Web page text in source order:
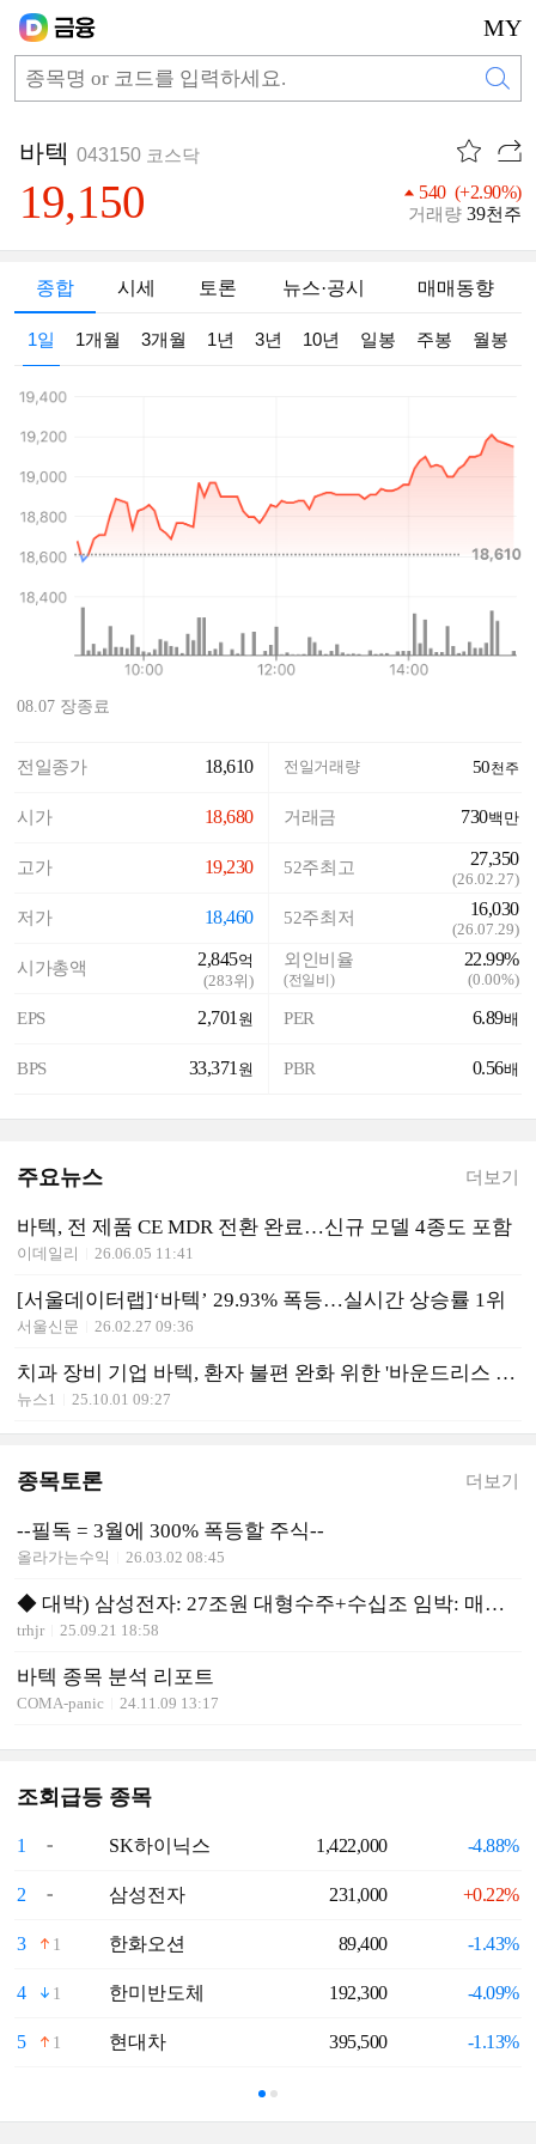
MY
바텍 043150 코스닥
19,150 540 (+2.90%)
거래량 39천주
종합 시세 토론 뉴스·공시 매매동향
1일 1개월 3개월 1년 3년 10년 일봉 주봉 월봉
08.07 장종료
전일종가 18,610
시가 18,680
고가 19,230
저가 18,460
시가총액 2,845억
(283위)
EPS 2,701 원
BPS 33,371 원
전일거래량 50천주
거래금 730백만
52주최고 27,350
(26.02.27)
52주최저 16,030
(26.07.29)
외인비율
(전일비)
22.99%
(0.00%)
PER 6.89배
PBR 0.56배
주요뉴스 더보기
바텍, 전 제품 CE MDR 전환 완료…신규 모델 4종도 포함
이데일리 26.06.05 11:41
[서울데이터랩]‘바텍’ 29.93% 폭등…실시간 상승률 1위
서울신문 26.02.27 09:36
치과 장비 기업 바텍, 환자 불편 완화 위한 '바운드리스 캠페인'
뉴스1 25.10.01 09:27
종목토론 더보기
--필독 = 3월에 300% 폭등할 주식--
올라가는수익 26.03.02 08:45
◆ 대박) 삼성전자: 27조원 대형수주+수십조 임박: 매수 유리
trhjr 25.09.21 18:58
바텍 종목 분석 리포트
COMA-panic 24.11.09 13:17
조회급등 종목
1 SK하이닉스 1,422,000 -4.88%
2 삼성전자 231,000 +0.22%
3 1 한화오션 89,400 -1.43%
4 1 한미반도체 192,300 -4.09%
5 1 현대차 395,500 -1.13%